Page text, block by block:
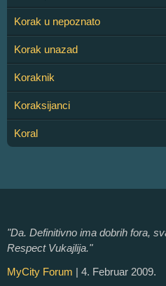
Korak u nepoznato
Korak unazad
Koraknik
Koraksijanci
Koral
"Da. Definitivno ima dobrih fora,
Respect Vukajlija."
MyCity Forum | 4. Februar 2009.